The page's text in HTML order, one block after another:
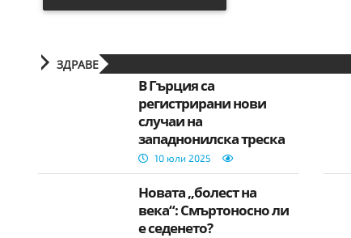
ЗДРАВЕ
В Гърция са
регистрирани нови
случаи на
западнонилска треска
10 юли 2025
Новата „болест на
века“: Смъртоносно ли
е седенето?